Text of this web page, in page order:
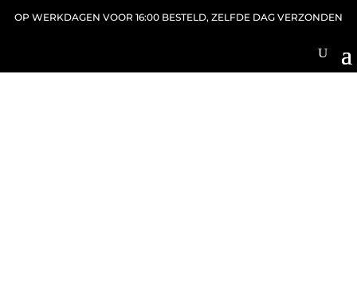
OP WERKDAGEN VOOR 16:00 BESTELD, ZELFDE DAG VERZONDEN